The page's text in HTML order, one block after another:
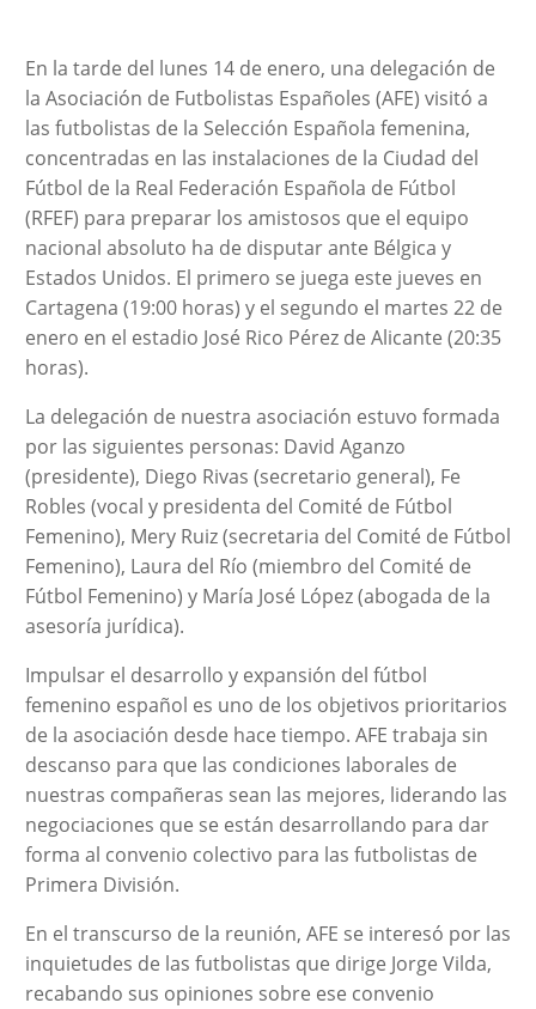
En la tarde del lunes 14 de enero, una delegación de
la Asociación de Futbolistas Españoles (AFE) visitó a
las futbolistas de la Selección Española femenina,
concentradas en las instalaciones de la Ciudad del
Fútbol de la Real Federación Española de Fútbol
(RFEF) para preparar los amistosos que el equipo
nacional absoluto ha de disputar ante Bélgica y
Estados Unidos. El primero se juega este jueves en
Cartagena (19:00 horas) y el segundo el martes 22 de
enero en el estadio José Rico Pérez de Alicante (20:35
horas).
La delegación de nuestra asociación estuvo formada
por las siguientes personas: David Aganzo
(presidente), Diego Rivas (secretario general), Fe
Robles (vocal y presidenta del Comité de Fútbol
Femenino), Mery Ruiz (secretaria del Comité de Fútbol
Femenino), Laura del Río (miembro del Comité de
Fútbol Femenino) y María José López (abogada de la
asesoría jurídica).
Impulsar el desarrollo y expansión del fútbol
femenino español es uno de los objetivos prioritarios
de la asociación desde hace tiempo. AFE trabaja sin
descanso para que las condiciones laborales de
nuestras compañeras sean las mejores, liderando las
negociaciones que se están desarrollando para dar
forma al convenio colectivo para las futbolistas de
Primera División.
En el transcurso de la reunión, AFE se interesó por las
inquietudes de las futbolistas que dirige Jorge Vilda,
recabando sus opiniones sobre ese convenio